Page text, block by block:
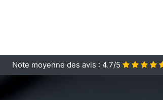
Note moyenne des avis : 4.7/5